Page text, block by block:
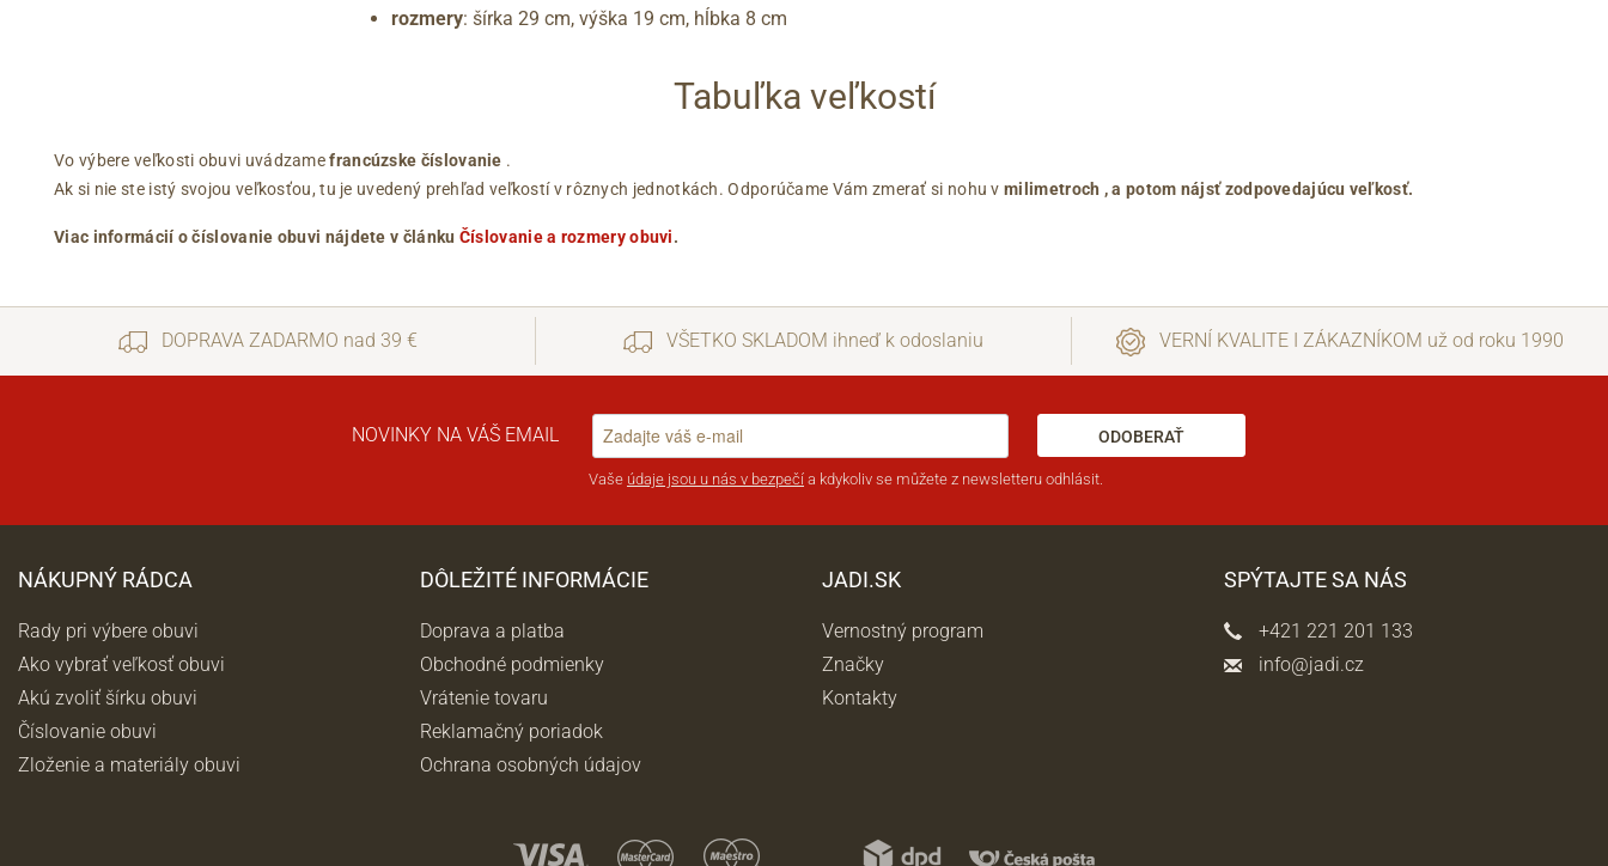
rozmery: šírka 29 cm, výška 19 cm, hĺbka 8 cm
Tabuľka veľkostí
Vo výbere veľkosti obuvi uvádzamefrancúzske číslovanie .
Ak si nie ste istý svojou veľkosťou, tu je uvedený prehľad veľkostí v rôznych jednotkách. Odporúčame Vám zmerať si nohu vmilimetroch , a potom nájsť zodpovedajúcu veľkosť.
Viac informácií o číslovanie obuvi nájdete v článku Číslovanie a rozmery obuvi.
DOPRAVA ZADARMO nad 39 € VŠETKO SKLADOM ihneď k odoslaniu VERNÍ KVALITE I ZÁKAZNÍKOM už od roku 1990
NOVINKY NA VÁŠ EMAIL ODOBERAŤ
Vaše údaje jsou u nás v bezpečí a kdykoliv se můžete z newsletteru odhlásit.
NÁKUPNÝ RÁDCA
Rady pri výbere obuvi
Ako vybrať veľkosť obuvi
Akú zvoliť šírku obuvi
Číslovanie obuvi
Zloženie a materiály obuvi
DÔLEŽITÉ INFORMÁCIE
Doprava a platba
Obchodné podmienky
Vrátenie tovaru
Reklamačný poriadok
Ochrana osobných údajov
JADI.SK
Vernostný program
Značky
Kontakty
SPÝTAJTE SA NÁS
+421 221 201 133
info@jadi.cz